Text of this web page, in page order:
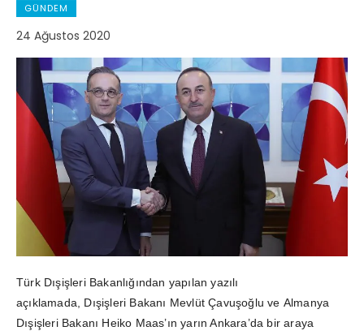
GÜNDEM
24 Ağustos 2020
Türk Dışişleri Bakanlığından yapılan yazılı
açıklamada, Dışişleri Bakanı Mevlüt Çavuşoğlu ve Almanya
Dışişleri Bakanı Heiko Maas’ın yarın Ankara’da bir araya